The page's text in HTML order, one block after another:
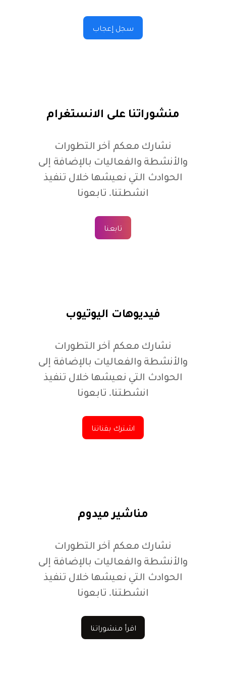
سجل إعجاب
منشوراتنا على الانستغرام
نشارك معكم آخر التطورات
والأنشطة والفعاليات بالإضافة إلى
الحوادث التي نعيشها خلال تنفيذ
انشطتنا. تابعونا
تابعنا
فيديوهات اليوتيوب
نشارك معكم آخر التطورات
والأنشطة والفعاليات بالإضافة إلى
الحوادث التي نعيشها خلال تنفيذ
انشطتنا. تابعونا
اشترك بقناتنا
مناشير ميدوم
نشارك معكم آخر التطورات
والأنشطة والفعاليات بالإضافة إلى
الحوادث التي نعيشها خلال تنفيذ
انشطتنا. تابعونا
اقرأ منشوراتنا